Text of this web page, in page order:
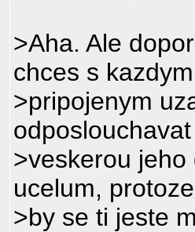
>Aha. Ale
chces s kazdym
>pripojenym
odposlouchavat
>veskerou
ucelum, protoze
>by se ti jeste